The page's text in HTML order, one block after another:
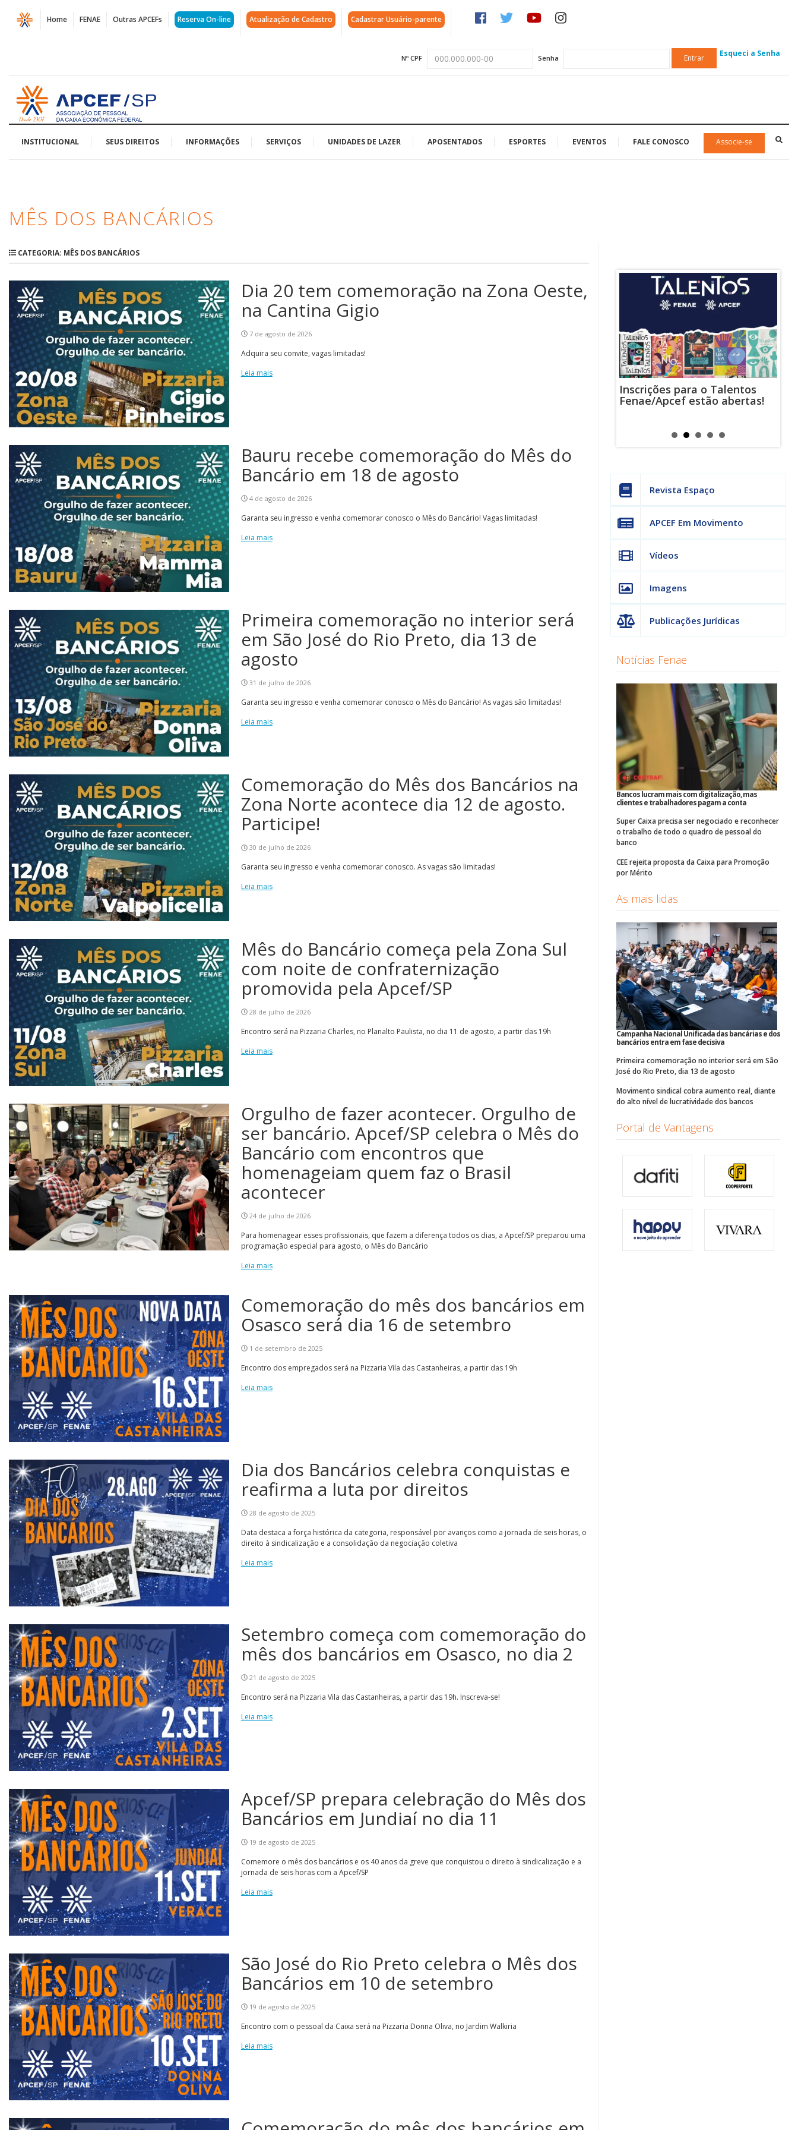
Página
Arquivos
dos
Bancários
|
APCEF/SP
Home FENAE Outras APCEFs Reserva On-line Atualização de Cadastro Cadastrar Usuário-parente
Nº CPF Senha Entrar Esqueci a Senha
Acessar
página
inicial
INSTITUCIONAL SEUS DIREITOS INFORMAÇÕES SERVIÇOS UNIDADES DE LAZER APOSENTADOS ESPORTES EVENTOS FALE CONOSCO Associe-se
MÊS DOS BANCÁRIOS
CATEGORIA: MÊS DOS BANCÁRIOS
Dia 20 tem comemoração na Zona Oeste,
na Cantina Gigio
7 de agosto de 2026
Adquira seu convite, vagas limitadas!
Leia mais
Bauru recebe comemoração do Mês do
Bancário em 18 de agosto
4 de agosto de 2026
Garanta seu ingresso e venha comemorar conosco o Mês do Bancário! Vagas limitadas!
Leia mais
Primeira comemoração no interior será
em São José do Rio Preto, dia 13 de
agosto
31 de julho de 2026
Garanta seu ingresso e venha comemorar conosco o Mês do Bancário! As vagas são limitadas!
Leia mais
Comemoração do Mês dos Bancários na
Zona Norte acontece dia 12 de agosto.
Participe!
30 de julho de 2026
Garanta seu ingresso e venha comemorar conosco. As vagas são limitadas!
Leia mais
Mês do Bancário começa pela Zona Sul
com noite de confraternização
promovida pela Apcef/SP
28 de julho de 2026
Encontro será na Pizzaria Charles, no Planalto Paulista, no dia 11 de agosto, a partir das 19h
Leia mais
Orgulho de fazer acontecer. Orgulho de
ser bancário. Apcef/SP celebra o Mês do
Bancário com encontros que
homenageiam quem faz o Brasil
acontecer
24 de julho de 2026
Para homenagear esses profissionais, que fazem a diferença todos os dias, a Apcef/SP preparou uma
programação especial para agosto, o Mês do Bancário
Leia mais
Comemoração do mês dos bancários em
Osasco será dia 16 de setembro
1 de setembro de 2025
Encontro dos empregados será na Pizzaria Vila das Castanheiras, a partir das 19h
Leia mais
Dia dos Bancários celebra conquistas e
reafirma a luta por direitos
28 de agosto de 2025
Data destaca a força histórica da categoria, responsável por avanços como a jornada de seis horas, o
direito à sindicalização e a consolidação da negociação coletiva
Leia mais
Setembro começa com comemoração do
mês dos bancários em Osasco, no dia 2
21 de agosto de 2025
Encontro será na Pizzaria Vila das Castanheiras, a partir das 19h. Inscreva-se!
Leia mais
Apcef/SP prepara celebração do Mês dos
Bancários em Jundiaí no dia 11
19 de agosto de 2025
Comemore o mês dos bancários e os 40 anos da greve que conquistou o direito à sindicalização e a
jornada de seis horas com a Apcef/SP
Leia mais
São José do Rio Preto celebra o Mês dos
Bancários em 10 de setembro
19 de agosto de 2025
Encontro com o pessoal da Caixa será na Pizzaria Donna Oliva, no Jardim Walkiria
Leia mais
Inscrições para o Talentos
Fenae/Apcef estão abertas!
Revista Espaço
APCEF Em Movimento
Vídeos
Imagens
Publicações Jurídicas
Notícias Fenae
Bancos lucram mais com digitalização, mas
clientes e trabalhadores pagam a conta
Super Caixa precisa ser negociado e reconhecer
o trabalho de todo o quadro de pessoal do
banco
CEE rejeita proposta da Caixa para Promoção
por Mérito
As mais lidas
Campanha Nacional Unificada das bancárias e dos
bancários entra em fase decisiva
Primeira comemoração no interior será em São
José do Rio Preto, dia 13 de agosto
Movimento sindical cobra aumento real, diante
do alto nível de lucratividade dos bancos
Portal de Vantagens